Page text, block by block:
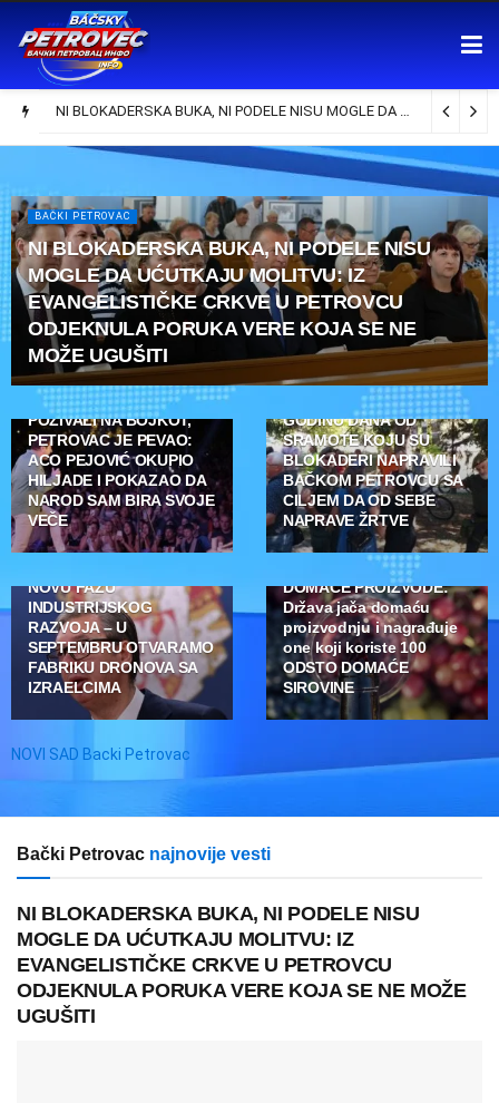
NI BLOKADERSKA BUKA, NI PODELE NISU MOGLE DA UĆUTKAJU MOLITVU: IZ EVANGELISTIČKE CRKVE U PETROVCU ODJEKNULA PORUKA VERE KOJA SE NE MOŽE UGUŠITI
BAČKI PETROVAC
NI BLOKADERSKA BUKA, NI PODELE NISU
MOGLE DA UĆUTKAJU MOLITVU: IZ
EVANGELISTIČKE CRKVE U PETROVCU
ODJEKNULA PORUKA VERE KOJA SE NE
MOŽE UGUŠITI
BAČKI PETROVAC
DOK SU BLOKADERI
POZIVALI NA BOJKOT,
PETROVAC JE PEVAO:
ACO PEJOVIĆ OKUPIO
HILJADE I POKAZAO DA
NAROD SAM BIRA SVOJE
VEČE
BAČKI PETROVAC
GODINU DANA OD
SRAMOTE KOJU SU
BLOKADERI NAPRAVILI
BAČKOM PETROVCU SA
CILJEM DA OD SEBE
NAPRAVE ŽRTVE
ISTAKNUTO
NOVU FAZU
INDUSTRIJSKOG
RAZVOJA – U
SEPTEMBRU OTVARAMO
FABRIKU DRONOVA SA
IZRAELCIMA
AGRO KUTAK
70 MILIONA DINARA ZA
DOMAĆE PROIZVODE:
Država jača domaću
proizvodnju i nagrađuje
one koji koriste 100
ODSTO DOMAĆE
SIROVINE
NOVI SAD Backi Petrovac
Bački Petrovac najnovije vesti
NI BLOKADERSKA BUKA, NI PODELE NISU
MOGLE DA UĆUTKAJU MOLITVU: IZ
EVANGELISTIČKE CRKVE U PETROVCU
ODJEKNULA PORUKA VERE KOJA SE NE MOŽE
UGUŠITI